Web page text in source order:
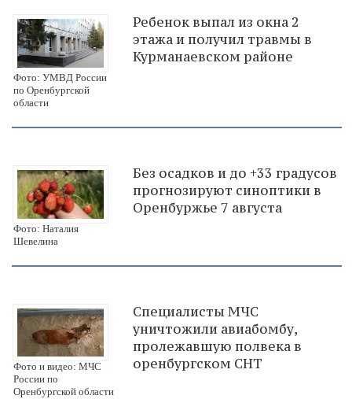
Фото: УМВД России
по Оренбургской
области
Ребенок выпал из окна 2
этажа и получил травмы в
Курманаевском районе
Фото: Наталия
Шевелина
Без осадков и до +33 градусов
прогнозируют синоптики в
Оренбуржье 7 августа
Фото и видео: МЧС
России по
Оренбургской области
Специалисты МЧС
уничтожили авиабомбу,
пролежавшую полвека в
оренбургском СНТ